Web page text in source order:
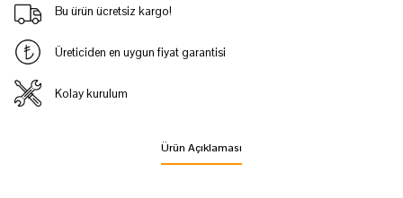
Bu ürün ücretsiz kargo!
Üreticiden en uygun fiyat garantisi
Kolay kurulum
Ürün Açıklaması